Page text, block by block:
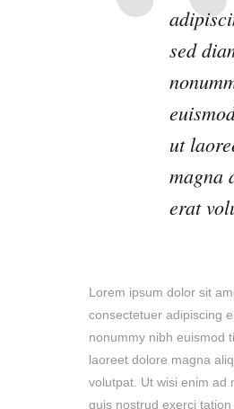
sed
ut
magna
erat
Lorem ipsum dolor sit
consectetuer adipiscing
nonummy nibh euismod
laoreet dolore magna
volutpat. Ut wisi enim ad
quis nostrud exerci